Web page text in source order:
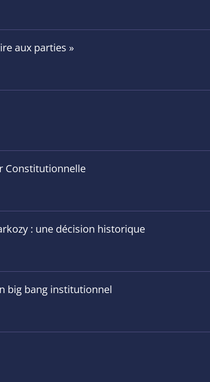
aux parties »
Constitutionnelle
: une décision historique
big bang institutionnel